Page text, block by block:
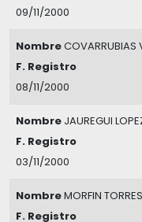
09/11/2000
NombreCOVARRUBIAS
F. Registro
08/11/2000
Nombre JAUREGUI
F. Registro
03/11/2000
NombreMORFIN
F. Registro